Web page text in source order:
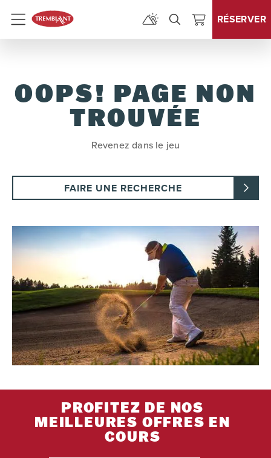
Menu RÉSERVER
OOPS! PAGE NON
TROUVÉE
Revenez dans le jeu
FAIRE UNE RECHERCHE
PROFITEZ DE NOS
MEILLEURES OFFRES EN
COURS